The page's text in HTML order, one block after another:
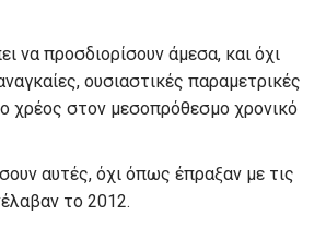
να προσδιορίσουν άμεσα, και όχι
ουσιαστικές παραμετρικές
χρέος στον μεσοπρόθεσμο χρονικό
αυτές, όχι όπως έπραξαν με τις
το 2012.